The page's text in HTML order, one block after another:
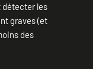
détecter les
graves (et
des